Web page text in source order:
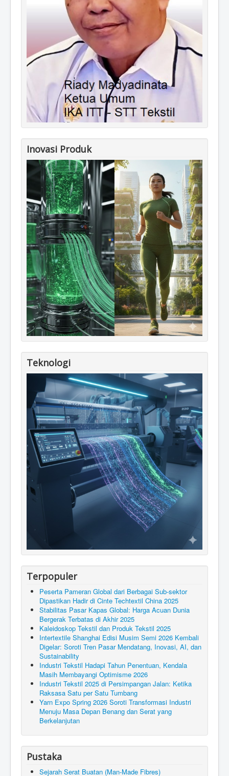
Inovasi Produk
Teknologi
Terpopuler
Peserta Pameran Global dari Berbagai Sub-sektor
Dipastikan Hadir di Cinte Techtextil China 2025
Stabilitas Pasar Kapas Global: Harga Acuan Dunia
Bergerak Terbatas di Akhir 2025
Kaleidoskop Tekstil dan Produk Tekstil 2025
Intertextile Shanghai Edisi Musim Semi 2026 Kembali
Digelar: Soroti Tren Pasar Mendatang, Inovasi, AI, dan
Sustainability
Industri Tekstil Hadapi Tahun Penentuan, Kendala
Masih Membayangi Optimisme 2026
Industri Tekstil 2025 di Persimpangan Jalan: Ketika
Raksasa Satu per Satu Tumbang
Yarn Expo Spring 2026 Soroti Transformasi Industri
Menuju Masa Depan Benang dan Serat yang
Berkelanjutan
Pustaka
Sejarah Serat Buatan (Man-Made Fibres)